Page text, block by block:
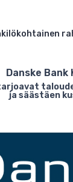
Danske
ja säästäen